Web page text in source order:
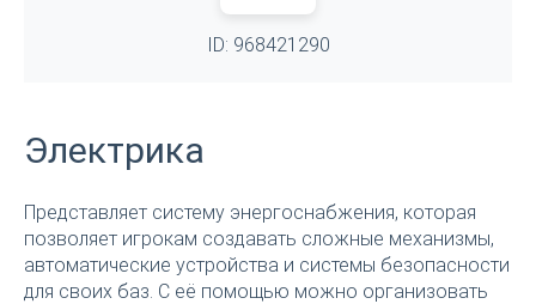
ID: 968421290
Электрика
Представляет систему энергоснабжения, которая
позволяет игрокам создавать сложные механизмы,
автоматические устройства и системы безопасности
для своих баз. С её помощью можно организовать